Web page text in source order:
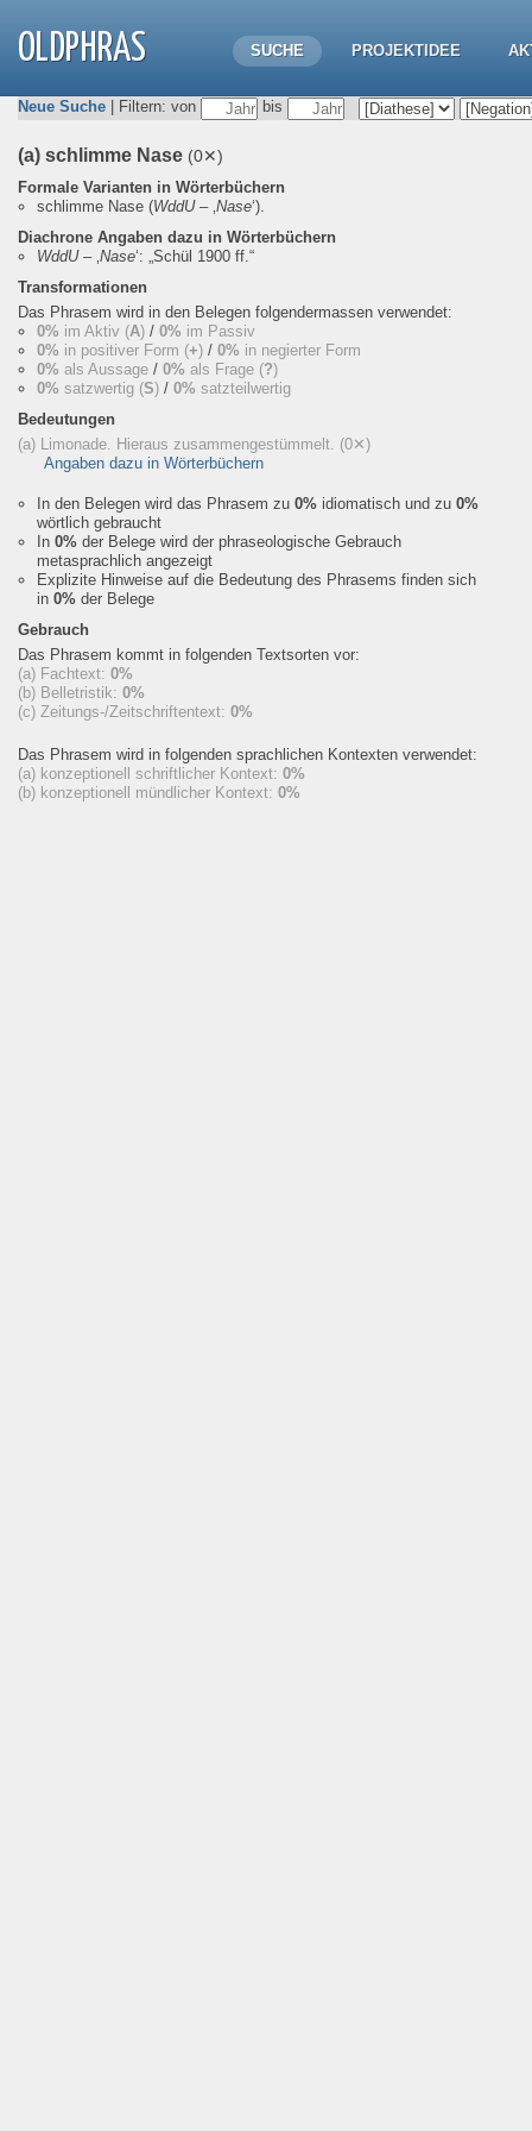
OLDPHRAS SUCHE PROJEKTIDEE
Neue Suche | Filtern: von bis
(a) schlimme Nase (0✕)
Formale Varianten in Wörterbüchern
schlimme Nase (WddU– ‚Nase‘).
Diachrone Angaben dazu in Wörterbüchern
WddU– ‚Nase‘: „Schül 1900 ff.“
Transformationen
Das Phrasem wird in den Belegen folgendermassen verwendet:
0% im Aktiv (A) / 0% im Passiv
0% in positiver Form (+) / 0% in negierter Form
0% als Aussage / 0% als Frage (?)
0% satzwertig (S) / 0% satzteilwertig
Bedeutungen
(a) Limonade. Hieraus zusammengestümmelt. (0✕)
Angaben dazu in Wörterbüchern
In den Belegen wird das Phrasem zu 0% idiomatisch und zu 0%
wörtlich gebraucht
In 0% der Belege wird der phraseologische Gebrauch
metasprachlich angezeigt
Explizite Hinweise auf die Bedeutung des Phrasems finden sich
in 0% der Belege
Gebrauch
Das Phrasem kommt in folgenden Textsorten vor:
(a) Fachtext: 0%
(b) Belletristik: 0%
(c) Zeitungs-/Zeitschriftentext: 0%
Das Phrasem wird in folgenden sprachlichen Kontexten verwendet:
(a) konzeptionell schriftlicher Kontext: 0%
(b) konzeptionell mündlicher Kontext: 0%